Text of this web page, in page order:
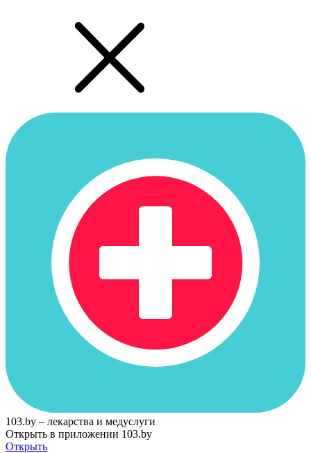
103.by – лекарства и медуслуги
Открыть в приложении 103.by
Открыть